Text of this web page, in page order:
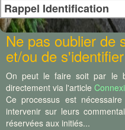
Rappel Identification
Ne pas oublier de
et/ou de
On peut le faire soit par le
directement via l'article
Ce processus est
intervenir sur leurs
réservées aux initiés...